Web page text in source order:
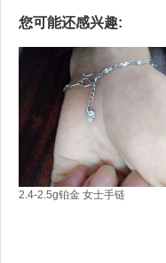
您可能还感兴趣:
2.4-2.5g铂金 女士手链